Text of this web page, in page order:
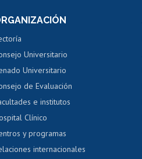
Perfeccionamiento
Evaluación docente
Calificación académica
Postulación al AUCAI
Universitario
Universitario
de Evaluación
e institutos
Clínico
y programas
internacionales